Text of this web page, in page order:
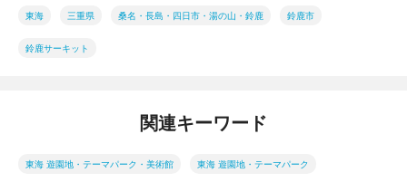
東海 三重県 桑名・長島・四日市・湯の山・鈴鹿 鈴鹿市
鈴鹿サーキット
関連キーワード
東海 遊園地・テーマパーク・美術館 東海 遊園地・テーマパーク